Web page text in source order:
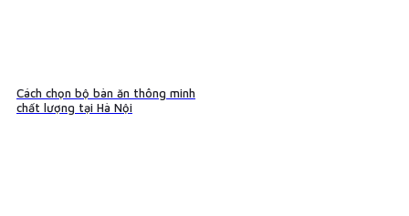
Cách chọn bộ bàn ăn thông minh
chất lượng tại Hà Nội